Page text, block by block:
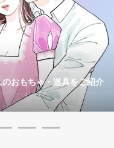
おもちゃ・道具をご紹介